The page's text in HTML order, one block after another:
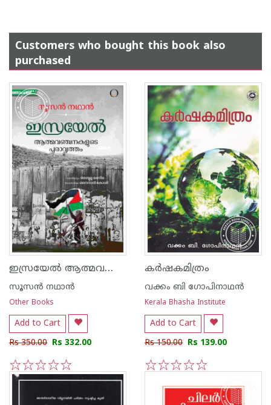
Customers who bought this book also
purchased
ഇസ്രയേൽ ആത്മവഞ്ചനകളുടെ പുരാവൃത്തം
സൂസന്‍ നഥാന്‍
Other Books
Add to Cart
Rs 350.00 Rs 332.00
5
4
3
2
1
കര്‍ഷകമിത്രം
വക്കം ബി ഗോപിനാഥന്‍
Kerala Bhasha Institute
Add to Cart
Rs 150.00 Rs 139.00